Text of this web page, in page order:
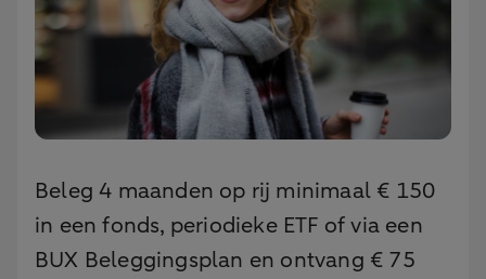
Beleg 4 maanden op rij minimaal € 150
in een fonds, periodieke ETF of via een
BUX Beleggingsplan en ontvang € 75